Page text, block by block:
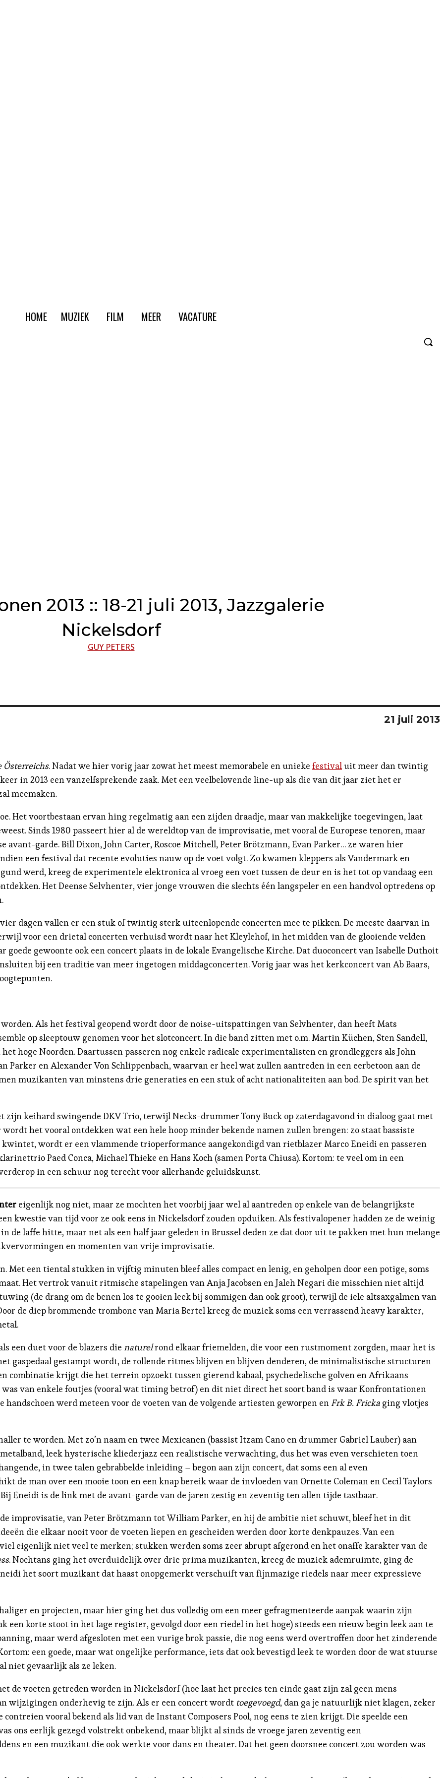
HOME MUZIEK FILM MEER VACATURE
2013 :: 18-21 juli 2013, Jazzgalerie
Nickelsdorf
GUY PETERS
21 juli 2013
Österreichs. Nadat we hier vorig jaar zowat het meest memorabele en unieke festivaluit meer dan twintig
in 2013 een vanzelfsprekende zaak. Met een veelbelovende line-up als die van dit jaar ziet het er
meemaken.
Het voortbestaan ervan hing regelmatig aan een zijden draadje, maar van makkelijke toegevingen, laat
Sinds 1980 passeert hier al de wereldtop van de improvisatie, met vooral de Europese tenoren, maar
avant-garde. Bill Dixon, John Carter, Roscoe Mitchell, Peter Brötzmann, Evan Parker… ze waren hier
een festival dat recente evoluties nauw op de voet volgt. Zo kwamen kleppers als Vandermark en
werd, kreeg de experimentele elektronica al vroeg een voet tussen de deur en is het tot op vandaag een
Het Deense Selvhenter, vier jonge vrouwen die slechts één langspeler en een handvol optredens op
dagen vallen er een stuk of twintig sterk uiteenlopende concerten mee te pikken. De meeste daarvan in
voor een drietal concerten verhuisd wordt naar het Kleylehof, in het midden van de glooiende velden
gewoonte ook een concert plaats in de lokale Evangelische Kirche. Dat duoconcert van Isabelle Duthoit
bij een traditie van meer ingetogen middagconcerten. Vorig jaar was het kerkconcert van Ab Baars,
Als het festival geopend wordt door de noise-uitspattingen van Selvhenter, dan heeft Mats
op sleeptouw genomen voor het slotconcert. In die band zitten met o.m. Martin Küchen, Sten Sandell,
hoge Noorden. Daartussen passeren nog enkele radicale experimentalisten en grondleggers als John
Parker en Alexander Von Schlippenbach, waarvan er heel wat zullen aantreden in een eerbetoon aan de
muzikanten van minstens drie generaties en een stuk of acht nationaliteiten aan bod. De spirit van het
zijn keihard swingende DKV Trio, terwijl Necks-drummer Tony Buck op zaterdagavond in dialoog gaat met
het vooral ontdekken wat een hele hoop minder bekende namen zullen brengen: zo staat bassiste
wordt er een vlammende trioperformance aangekondigd van rietblazer Marco Eneidi en passeren
Paed Conca, Michael Thieke en Hans Koch (samen Porta Chiusa). Kortom: te veel om in een
in een schuur nog terecht voor allerhande geluidskunst.
eigenlijk nog niet, maar ze mochten het voorbij jaar wel al aantreden op enkele van de belangrijkste
kwestie van tijd voor ze ook eens in Nickelsdorf zouden opduiken. Als festivalopener hadden ze de weinig
de laffe hitte, maar net als een half jaar geleden in Brussel deden ze dat door uit te pakken met hun melange
en momenten van vrije improvisatie.
Met een tiental stukken in vijftig minuten bleef alles compact en lenig, en geholpen door een potige, soms
Het vertrok vanuit ritmische stapelingen van Anja Jacobsen en Jaleh Negari die misschien niet altijd
(de drang om de benen los te gooien leek bij sommigen dan ook groot), terwijl de iele altsaxgalmen van
de diep brommende trombone van Maria Bertel kreeg de muziek soms een verrassend heavy karakter,
een duet voor de blazers die naturelrond elkaar friemelden, die voor een rustmoment zorgden, maar het is
gaspedaal gestampt wordt, de rollende ritmes blijven en blijven denderen, de minimalistische structuren
combinatie krijgt die het terrein opzoekt tussen gierend kabaal, psychedelische golven en Afrikaans
van enkele foutjes (vooral wat timing betrof) en dit niet direct het soort band is waar Konfrontationen
handschoen werd meteen voor de voeten van de volgende artiesten geworpen en Frk B. Fricka ging vlotjes
te worden. Met zo’n naam en twee Mexicanen (bassist Itzam Cano en drummer Gabriel Lauber) aan
leek hysterische kliederjazz een realistische verwachting, dus het was even verschieten toen
in twee talen gebrabbelde inleiding – begon aan zijn concert, dat soms een al even
de man over een mooie toon en een knap bereik waar de invloeden van Ornette Coleman en Cecil Taylors
Eneidi is de link met de avant-garde van de jaren zestig en zeventig ten allen tijde tastbaar.
improvisatie, van Peter Brötzmann tot William Parker, en hij de ambitie niet schuwt, bleef het in dit
die elkaar nooit voor de voeten liepen en gescheiden werden door korte denkpauzes. Van een
eigenlijk niet veel te merken; stukken werden soms zeer abrupt afgerond en het onaffe karakter van de
. Nochtans ging het overduidelijk over drie prima muzikanten, kreeg de muziek ademruimte, ging de
het soort muzikant dat haast onopgemerkt verschuift van fijnmazige riedels naar meer expressieve
en projecten, maar hier ging het dus volledig om een meer gefragmenteerde aanpak waarin zijn
korte stoot in het lage register, gevolgd door een riedel in het hoge) steeds een nieuw begin leek aan te
maar werd afgesloten met een vurige brok passie, die nog eens werd overtroffen door het zinderende
een goede, maar wat ongelijke performance, iets dat ook bevestigd leek te worden door de wat stuurse
niet gevaarlijk als ze leken.
de voeten getreden worden in Nickelsdorf (hoe laat het precies ten einde gaat zijn zal geen mens
wijzigingen onderhevig te zijn. Als er een concert wordt toegevoegd, dan ga je natuurlijk niet klagen, zeker
contreien vooral bekend als lid van de Instant Composers Pool, nog eens te zien krijgt. Die speelde een
ons eerlijk gezegd volstrekt onbekend, maar blijkt al sinds de vroege jaren zeventig een
en een muzikant die ook werkte voor dans en theater. Dat het geen doorsnee concert zou worden was